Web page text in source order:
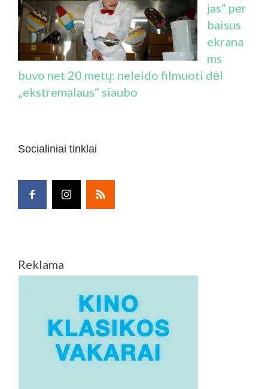
jas“ per
baisus
ekrana
ms
buvo net 20 metų: neleido filmuoti dėl
„ekstremalaus“ siaubo
Socialiniai tinklai
Reklama